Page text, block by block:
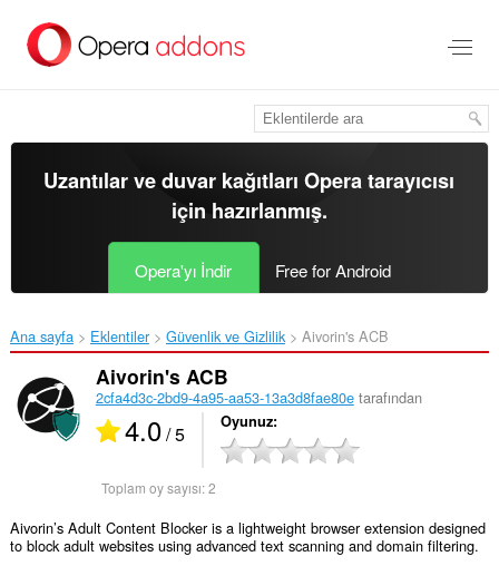
içeriğe
Uzantılar ve duvar kağıtlarıOpera tarayıcısı
için hazırlanmış.
Opera'yı İndir Free for Android
Ana sayfa Eklentiler Güvenlik ve Gizlilik Aivorin's ACB‎
Aivorin's ACB
2cfa4d3c-2bd9-4a95-aa53-13a3d8fae80etarafından
4.0/ 5 Oyunuz
Toplam oy sayısı:2
Aivorin’s Adult Content Blocker is a lightweight browser extension designed
to block adult websites using advanced text scanning and domain filtering.